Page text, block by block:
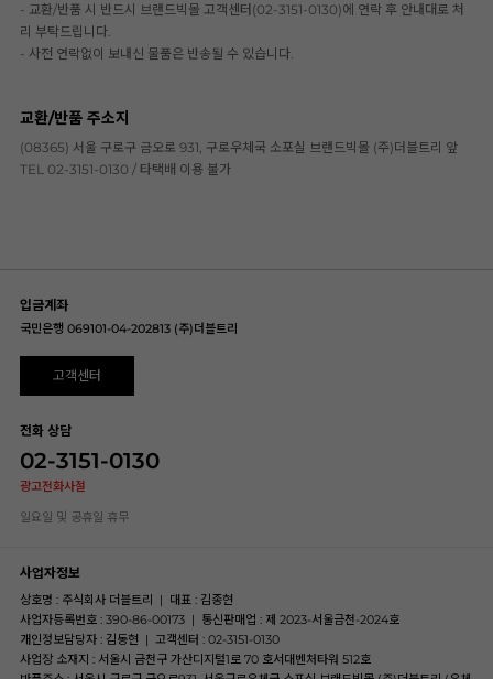
- 교환/반품 시 반드시 브랜드빅몰 고객센터(02-3151-0130)에 연락 후 안내대로 처
리 부탁드립니다.
- 사전 연락없이 보내신 물품은 반송될 수 있습니다.
교환/반품 주소지
(08365) 서울 구로구 금오로 931, 구로우체국 소포실 브랜드빅몰 (주)더블트리 앞
TEL 02-3151-0130 / 타택배 이용 불가
입금계좌
국민은행 069101-04-202813 (주)더블트리
고객센터
전화 상담
02-3151-0130
광고전화사절
일요일 및 공휴일 휴무
사업자정보
상호명 : 주식회사 더블트리 | 대표 : 김종현
사업자등록번호 : 390-86-00173 | 통신판매업 : 제 2023-서울금천-2024호
개인정보담당자 : 김동현 | 고객센터 : 02-3151-0130
사업장 소재지 : 서울시 금천구 가산디지털1로 70 호서대벤처타워 512호